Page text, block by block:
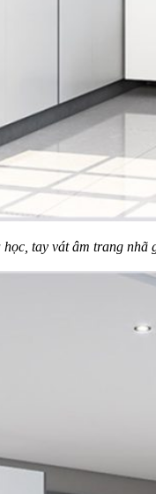
tay vát âm trang